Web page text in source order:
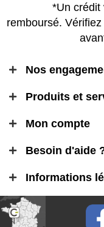
*Un crédit
remboursé.
Nos
Produits et
Mon compte
Besoin d'aide
Informations